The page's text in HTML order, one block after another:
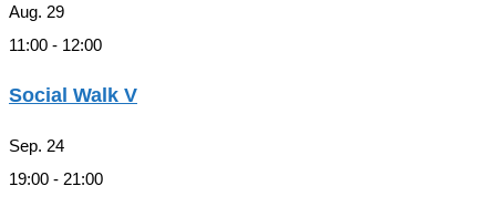
Aug. 29
11:00 - 12:00
Social Walk V
Sep. 24
19:00 - 21:00